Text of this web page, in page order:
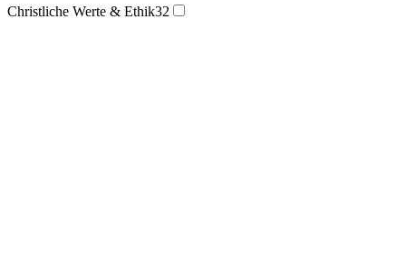
Christliche Werte & Ethik32